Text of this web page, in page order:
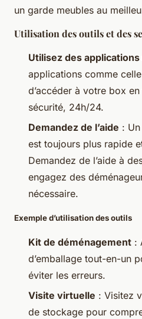
un garde meubles au
Utilisation des outils et des
Utilisez des
applications comme
d’accéder à votre box
sécurité, 24h/24.
Demandez de l’aide :
est toujours plus rapide
Demandez de l’aide à
engagez des
nécessaire.
Exemple d’utilisation des outils
Kit de déménagement :
d’emballage tout-en-un
éviter les erreurs.
Visite virtuelle : Visitez
de stockage pour